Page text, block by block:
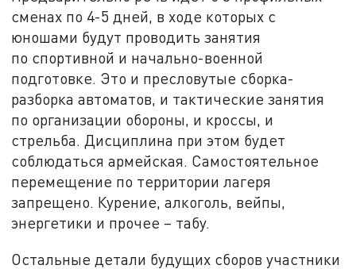
сменах по 4-5 дней, в ходе которых с
юношами будут проводить занятия
по спортивной и начально-военной
подготовке. Это и пресловутые сборка-
разборка автоматов, и тактические занятия
по организации обороны, и кроссы, и
стрельба. Дисциплина при этом будет
соблюдаться армейская. Самостоятельное
перемещение по территории лагеря
запрещено. Курение, алкоголь, вейпы,
энергетики и прочее – табу.
Остальные детали будущих сборов участники